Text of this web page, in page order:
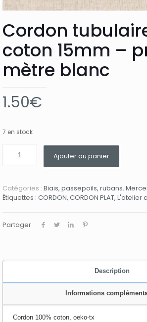
Cordon
coton 15mm –
mètre blanc
1.50€
7 en stock
Ajouter au panier
Catégories : Biais, passepoils, rubans,
Étiquettes : CORDON, CORDON PLAT, L'atelier
Partager
Description
Informations
Cordon 100% coton, oeko-tx